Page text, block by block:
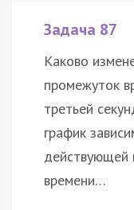
Задача 87
Каково
промежуток
третьей
график
действующей
времени…